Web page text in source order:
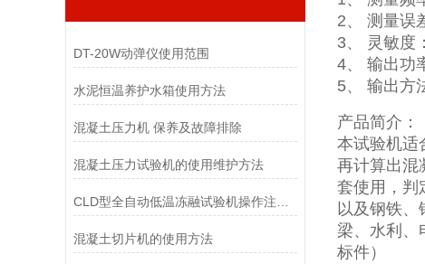
DT-20W动弹仪使用范围
水泥恒温养护水箱使用方法
混凝土压力机 保养及故障排除
混凝土压力试验机的使用维护方法
混凝土切片机的使用方法
2、 测量误
3、 灵敏度
4、 输出功
5、 输出方
产品简介：
本试验机适
再计算出混
套使用，判
以及钢铁
梁、水利、
标件）